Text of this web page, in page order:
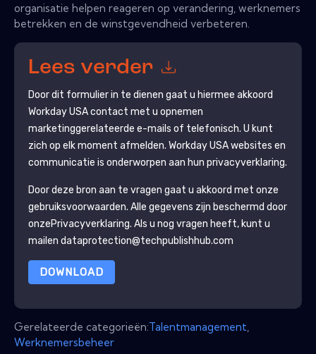
organisatie helpen reageren op verandering, werknemers
betrekken en de winstgevendheid verbeteren.
Lees verder
Door dit formulier in te dienen gaat u hiermee akkoord
Workday USAcontact met u opnemen
marketinggerelateerde e-mails of telefonisch. U kunt
zich op elk moment afmelden. Workday USAwebsites en
communicatie is onderworpen aan hun privacyverklaring.
Door deze bron aan te vragen gaat u akkoord met onze
gebruiksvoorwaarden. Alle gegevens zijn beschermd door
onzePrivacyverklaring. Als u nog vragen heeft, kunt u
mailen dataprotection@techpublishhub.com
DOWNLOAD
Gerelateerde categorieën:Talentmanagement
Werknemersbeheer